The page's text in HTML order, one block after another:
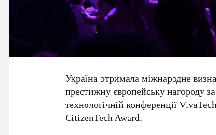
Україна отримала міжнародне
престижну європейську нагороду
технологічній конференціїVivaTech
CitizenTech Award.